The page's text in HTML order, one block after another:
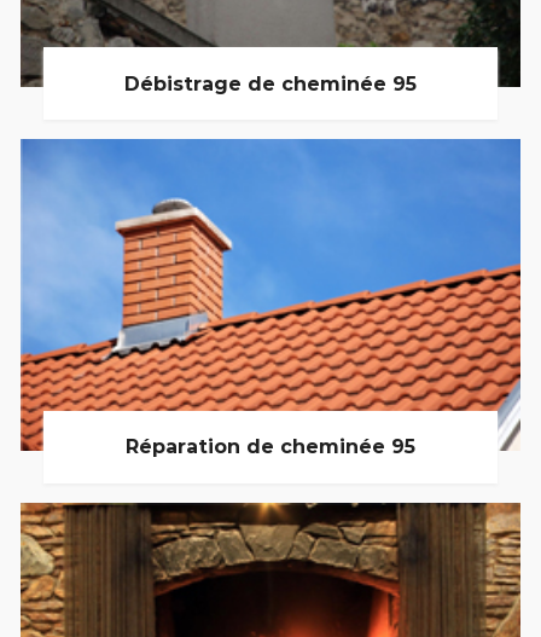
Débistrage de cheminée 95
Réparation de cheminée 95